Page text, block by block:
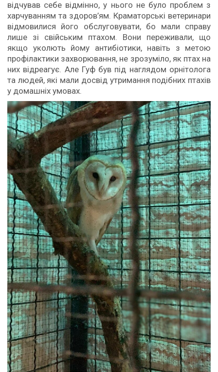
відчував себе відмінно, у нього не було проблем з
харчуванням та здоров’ям. Краматорські ветеринари
відмовилися його обслуговувати, бо мали справу
лише зі свійським птахом. Вони переживали, що
якщо уколють йому антибіотики, навіть з метою
профілактики захворювання, не зрозуміло, як птах на
них відреагує. Але Гуф був під наглядом орнітолога
та людей, які мали досвід утримання подібних птахів
у домашніх умовах.